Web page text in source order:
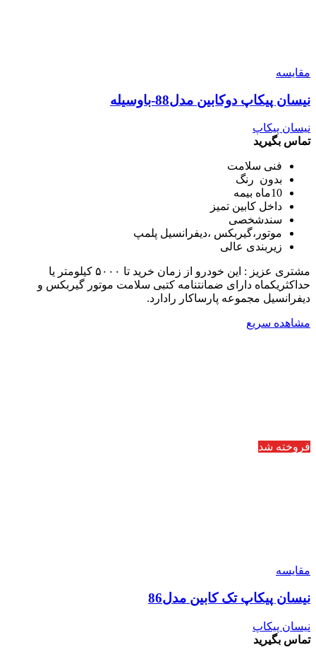
مقایسه
نیسان پیکاپ دوکابین مدل88-باوسیله
نیسان پیکاپ
تماس بگیرید
فنی سلامت
بدون رنگ
10ماه بیمه
داخل کابین تمیز
سندشخصی
موتور،گیربکس ،دیفرانسیل پلمپ
زیربندی عالی
مشتری عزیز : این خودرو از زمان خرید تا ۵۰۰۰ کیلومتر یا
حداکثریکماه دارای ضمانتنامه کتبی سلامت موتور گیربکس و
دیفرانسیل مجموعه پارساکار رادارد.
مشاهده سریع
فروخته شد
مقایسه
نیسان پیکاپ تک کابین مدل86
نیسان پیکاپ
تماس بگیرید